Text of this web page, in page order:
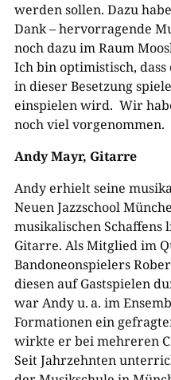
werden sollen. Dazu
Dank – hervorragende
noch dazu im Raum
Ich bin optimistisch, dass
in dieser Besetzung
einspielen wird. Wir
noch viel vorgenommen.
Andy Mayr, Gitarre
Andy erhielt seine
Neuen Jazzschool
musikalischen Schaffens
Gitarre. Als Mitglied im
Bandoneonspielers
diesen auf Gastspielen
war Andy u. a. im
Formationen ein
wirkte er bei mehreren
Seit Jahrzehnten